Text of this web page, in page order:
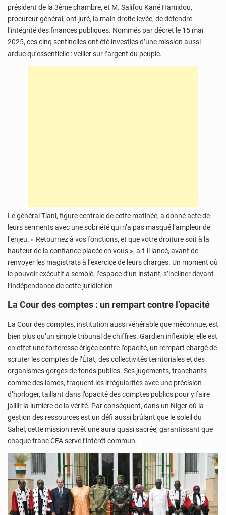
président de la 3ème chambre, et M. Salifou Kané Hamidou,
procureur général, ont juré, la main droite levée, de défendre
l’intégrité des finances publiques. Nommés par décret le 15 mai
2025, ces cinq sentinelles ont été investies d’une mission aussi
ardue qu’essentielle : veiller sur l’argent du peuple.
Le général Tiani, figure centrale de cette matinée, a donné acte de
leurs serments avec une sobriété qui n’a pas masqué l’ampleur de
l’enjeu. « Retournez à vos fonctions, et que votre droiture soit à la
hauteur de la confiance placée en vous », a-t-il lancé, avant de
renvoyer les magistrats à l’exercice de leurs charges. Un moment où
le pouvoir exécutif a semblé, l’espace d’un instant, s’incliner devant
l’indépendance de cette juridiction.
La Cour des comptes : un rempart contre l’opacité
La Cour des comptes, institution aussi vénérable que méconnue, est
bien plus qu’un simple tribunal de chiffres. Gardien inflexible, elle est
en effet une forteresse érigée contre l’opacité, un rempart chargé de
scruter les comptes de l’État, des collectivités territoriales et des
organismes gorgés de fonds publics. Ses jugements, tranchants
comme des lames, traquent les irrégularités avec une précision
d’horloger, taillant dans l’opacité des comptes publics pour y faire
jaillir la lumière de la vérité. Par conséquent, dans un Niger où la
gestion des ressources est un défi aussi brûlant que le soleil du
Sahel, cette mission revêt une aura quasi sacrée, garantissant que
chaque franc CFA serve l’intérêt commun.